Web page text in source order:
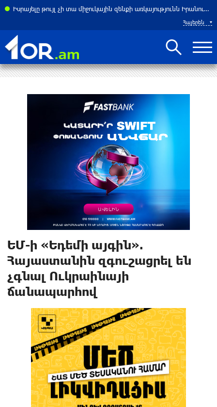
Իսրայելը թույլ չի տա միջnւկային զենքի առկայությունն Իրանում՝ անկախ գործարքից. Նեթանյահու
Հայերեն
ԵՄ-ի «Եդեմի այգին».
Հայաստանին զգուշացրել են
չգնալ Ուկրաինայի
ճանապարհով